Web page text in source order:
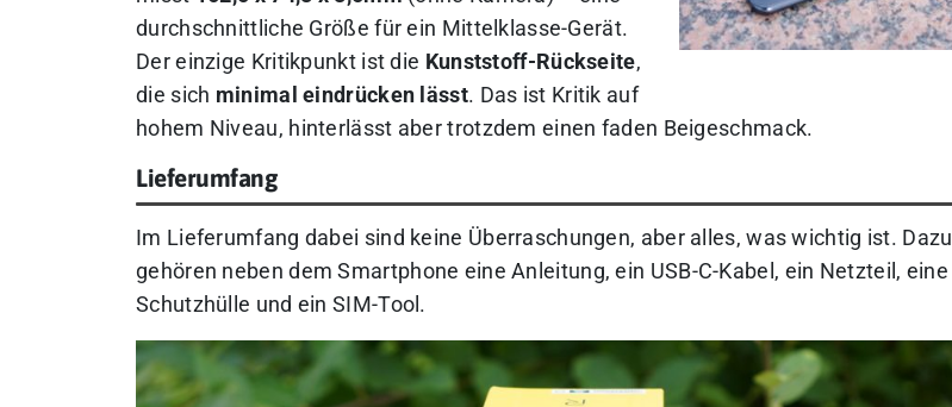
durchschnittliche Größe für ein Mittelklasse-Gerät.
Der einzige Kritikpunkt ist die Kunststoff-Rückseite,
die sich minimal eindrücken lässt. Das ist Kritik auf
hohem Niveau, hinterlässt aber trotzdem einen faden Beigeschmack.
Lieferumfang
Im Lieferumfang dabei sind keine Überraschungen, aber alles, was wichtig ist. Dazu
gehören neben dem Smartphone eine Anleitung, ein USB-C-Kabel, ein Netzteil, eine
Schutzhülle und ein SIM-Tool.